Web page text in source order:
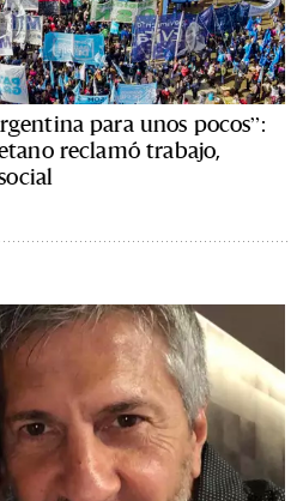
para unos pocos”:
reclamó trabajo,